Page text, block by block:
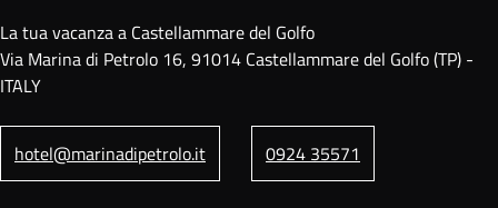
La tua vacanza a Castellammare del Golfo
Via Marina di Petrolo 16, 91014 Castellammare del Golfo (TP) -
ITALY
hotel@marinadipetrolo.it 0924 35571